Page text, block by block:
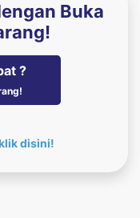
Buka
?
disini!